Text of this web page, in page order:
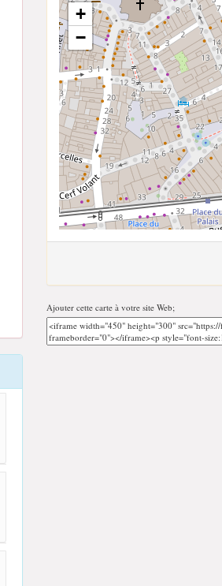
+
−
Ajouter cette carte à votre site Web;